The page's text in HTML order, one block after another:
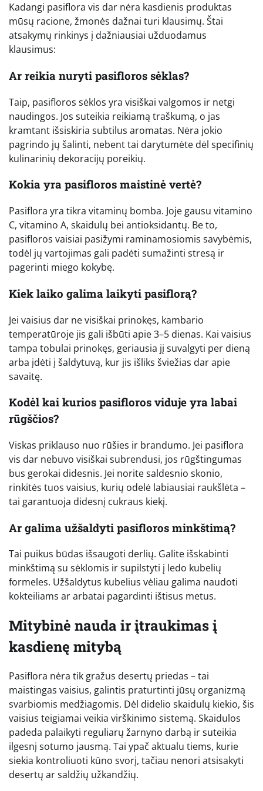
Kadangi pasiflora vis dar nėra kasdienis produktas
mūsų racione, žmonės dažnai turi klausimų. Štai
atsakymų rinkinys į dažniausiai užduodamus
klausimus:
Ar reikia nuryti pasifloros sėklas?
Taip, pasifloros sėklos yra visiškai valgomos ir netgi
naudingos. Jos suteikia reikiamą traškumą, o jas
kramtant išsiskiria subtilus aromatas. Nėra jokio
pagrindo jų šalinti, nebent tai darytumėte dėl specifinių
kulinarinių dekoracijų poreikių.
Kokia yra pasifloros maistinė vertė?
Pasiflora yra tikra vitaminų bomba. Joje gausu vitamino
C, vitamino A, skaidulų bei antioksidantų. Be to,
pasifloros vaisiai pasižymi raminamosiomis savybėmis,
todėl jų vartojimas gali padėti sumažinti stresą ir
pagerinti miego kokybę.
Kiek laiko galima laikyti pasiflorą?
Jei vaisius dar ne visiškai prinokęs, kambario
temperatūroje jis gali išbūti apie 3–5 dienas. Kai vaisius
tampa tobulai prinokęs, geriausia jį suvalgyti per dieną
arba įdėti į šaldytuvą, kur jis išliks šviežias dar apie
savaitę.
Kodėl kai kurios pasifloros viduje yra labai
rūgščios?
Viskas priklauso nuo rūšies ir brandumo. Jei pasiflora
vis dar nebuvo visiškai subrendusi, jos rūgštingumas
bus gerokai didesnis. Jei norite saldesnio skonio,
rinkitės tuos vaisius, kurių odelė labiausiai raukšlėta –
tai garantuoja didesnį cukraus kiekį.
Ar galima užšaldyti pasifloros minkštimą?
Tai puikus būdas išsaugoti derlių. Galite išskabinti
minkštimą su sėklomis ir supilstyti į ledo kubelių
formeles. Užšaldytus kubelius vėliau galima naudoti
kokteiliams ar arbatai pagardinti ištisus metus.
Mitybinė nauda ir įtraukimas į
kasdienę mitybą
Pasiflora nėra tik gražus desertų priedas – tai
maistingas vaisius, galintis praturtinti jūsų organizmą
svarbiomis medžiagomis. Dėl didelio skaidulų kiekio, šis
vaisius teigiamai veikia virškinimo sistemą. Skaidulos
padeda palaikyti reguliarų žarnyno darbą ir suteikia
ilgesnį sotumo jausmą. Tai ypač aktualu tiems, kurie
siekia kontroliuoti kūno svorį, tačiau nenori atsisakyti
desertų ar saldžių užkandžių.